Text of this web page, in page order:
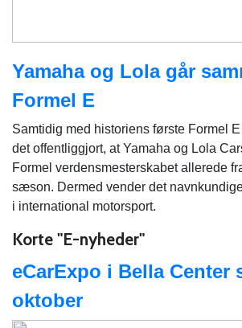
Yamaha og Lola går
Formel E
Samtidig med historiens første Formel
det offentliggjort, at Yamaha og Lola
Formel verdensmesterskabet allerede
sæson. Dermed vender det
i international motorsport.
Korte "E-nyheder"
eCarExpo i Bella Center
oktober